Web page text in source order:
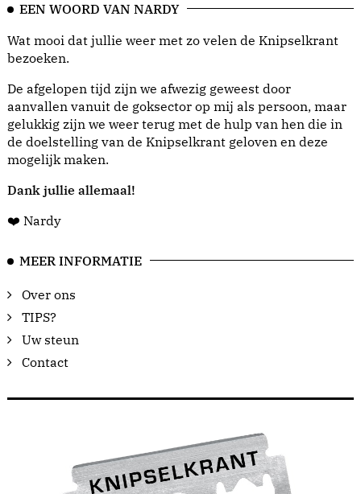
EEN WOORD VAN NARDY
Wat mooi dat jullie weer met zo velen de Knipselkrant
bezoeken.
De afgelopen tijd zijn we afwezig geweest door
aanvallen vanuit de goksector op mij als persoon, maar
gelukkig zijn we weer terug met de hulp van hen die in
de doelstelling van de Knipselkrant geloven en deze
mogelijk maken.
Dank jullie allemaal!
❤️ Nardy
MEER INFORMATIE
Over ons
TIPS?
Uw steun
Contact